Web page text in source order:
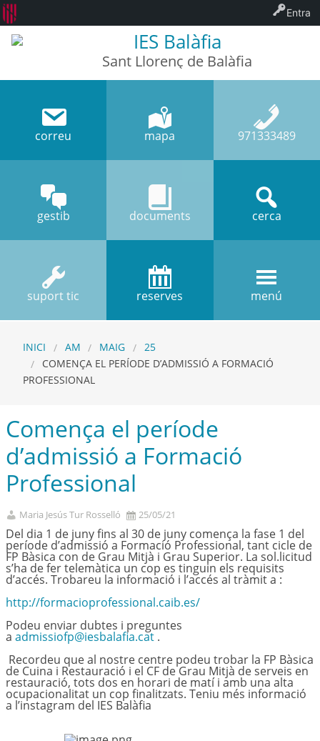
IES Balàfia
Sant Llorenç de Balàfia
correu mapa 971333489
gestib documents cerca
suport tic reserves menú
INICI AM MAIG
25
COMENÇA EL PERÍODE D’ADMISSIÓ A FORMACIÓ
PROFESSIONAL
Comença el període
d’admissió a Formació
Professional
Maria Jesús Tur Rosselló 25/05/21
Del dia 1 de juny fins al 30 de juny comença la fase 1 del
període d’admissió a Formació Professional, tant cicle de
FP Bàsica con de Grau Mitjà i Grau Superior. La sol.licitud
s’ha de fer telemàtica un cop es tinguin els requisits
d’accés. Trobareu la informació i l’accés al tràmit a :
http://formacioprofessional.caib.es/
Podeu enviar dubtes i preguntes
a admissiofp@iesbalafia.cat .
Recordeu que al nostre centre podeu trobar la FP Bàsica
de Cuina i Restauració i el CF de Grau Mitjà de serveis en
restauració, tots dos en horari de matí i amb una alta
ocupacionalitat un cop finalitzats. Teniu més informació
a l’instagram del IES Balàfia
Entra